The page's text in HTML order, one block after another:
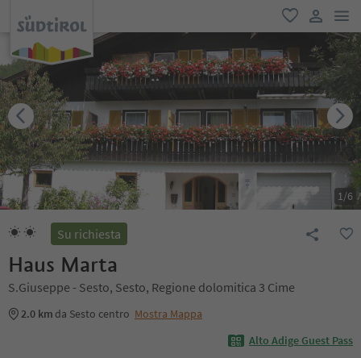
favoriti
user link
1/6
Su richiesta
Haus Marta
S.Giuseppe - Sesto, Sesto, Regione dolomitica 3 Cime
2.0 km da Sesto centro Mostra Mappa
Alto Adige Guest Pass